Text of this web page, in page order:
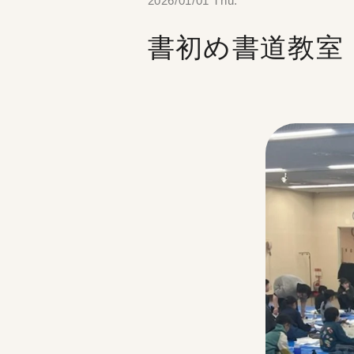
書初め書道教